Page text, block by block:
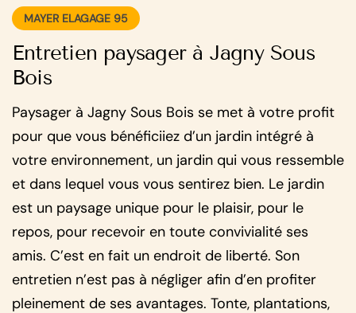
MAYER ELAGAGE 95
Entretien paysager à Jagny Sous
Bois
Paysager à Jagny Sous Bois se met à votre profit
pour que vous bénéficiiez d’un jardin intégré à
votre environnement, un jardin qui vous ressemble
et dans lequel vous vous sentirez bien. Le jardin
est un paysage unique pour le plaisir, pour le
repos, pour recevoir en toute convivialité ses
amis. C’est en fait un endroit de liberté. Son
entretien n’est pas à négliger afin d’en profiter
pleinement de ses avantages. Tonte, plantations,